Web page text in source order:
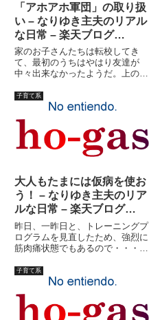
「アホアホ軍団」の取り扱
い – なりゆき主夫のリアル
な日常 – 楽天ブログ
（Blog）
家のお子さんたちは転校してき
て、最初のうちはやはり友達が
中々出来なかったようだ。上のお
らいなのかもしれないが、最初の
うちは何人も友達を連れてきてい
た。しかし、次第に特定の子だけ
が来るようになってきた。たまに
数人...
子育て系
大人もたまには仮病を使お
う！ – なりゆき主夫のリア
ルな日常 – 楽天ブログ
（Blog）
昨日、一昨日と、トレーニングプ
ログラムを見直したため、強烈に
筋肉痛状態でもあるので・・・具
と言い切れるものでもないのだ
が。何だか知らないが、違和感は
血管（リンパ？）にまで及び、ち
ょっとマズイかもしれないという
こ...
子育て系